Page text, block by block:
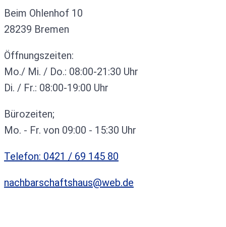
Beim Ohlenhof 10
28239 Bremen
Öffnungszeiten:
Mo./ Mi. / Do.: 08:00-21:30 Uhr
Di. / Fr.: 08:00-19:00 Uhr
Bürozeiten;
Mo. - Fr. von 09:00 - 15:30 Uhr
Telefon: 0421 / 69 145 80
nachbarschaftshaus@web.de